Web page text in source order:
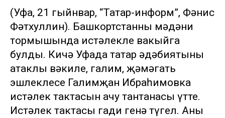
(Уфа, 21 гыйнвар, “Татар-информ”, Фәнис
Фәтхуллин). Башкортстанның мәдәни
тормышында истәлекле вакыйга
булды. Кичә Уфада татар әдәбиятының
атаклы вәкиле, галим, җәмәгать
эшлеклесе Галимҗан Ибраһимовка
истәлек тактасын ачу тантанасы үтте.
Истәлек тактасы гади генә түгел. Аны